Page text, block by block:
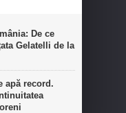
De ce
Gelatelli de la
apă record.